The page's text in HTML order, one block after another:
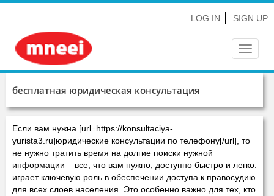
LOG IN SIGN UP
Toggle
бесплатная юридическая консультация
Если вам нужна [url=https://konsultaciya-
yurista3.ru]юридические консультации по телефону[/url], то
не нужно тратить время на долгие поиски нужной
информации – все, что вам нужно, доступно быстро и легко.
играет ключевую роль в обеспечении доступа к правосудию
для всех слоев населения. Это особенно важно для тех, кто